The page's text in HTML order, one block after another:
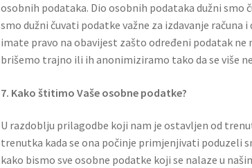
osobnih podataka. Dio osobnih podataka dužni
smo dužni čuvati podatke važne za izdavanje
imate pravo na obavijest zašto određeni podatak
brišemo trajno ili ih anonimiziramo tako da se više
7. Kako štitimo Vaše osobne podatke?
U razdoblju prilagodbe koji nam je ostavljen od
trenutka kada se ona počinje primjenjivati poduzeli
kako bismo sve osobne podatke koji se nalaze u